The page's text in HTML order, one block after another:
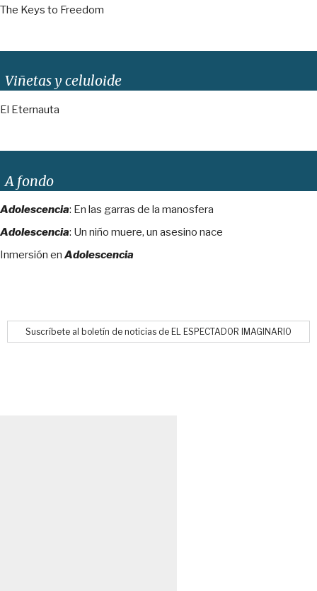
The Keys to Freedom
Viñetas y celuloide
El Eternauta
A fondo
Adolescencia: En las garras de la manosfera
Adolescencia: Un niño muere, un asesino nace
Inmersión en Adolescencia
Suscríbete al boletín de noticias de EL ESPECTADOR IMAGINARIO